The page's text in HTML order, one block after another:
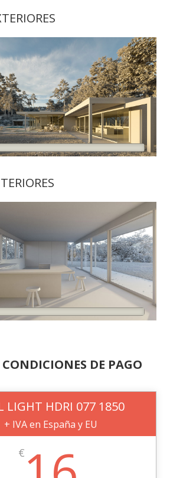
CONDICIONES DE PAGO
LIGHT HDRI 077 1850
+ IVA en España y EU
€